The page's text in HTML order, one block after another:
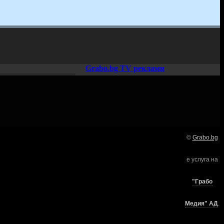
Grabo.bg TV реклами
© Grabo.bg
е услуга на
"Грабо
Медия" АД.